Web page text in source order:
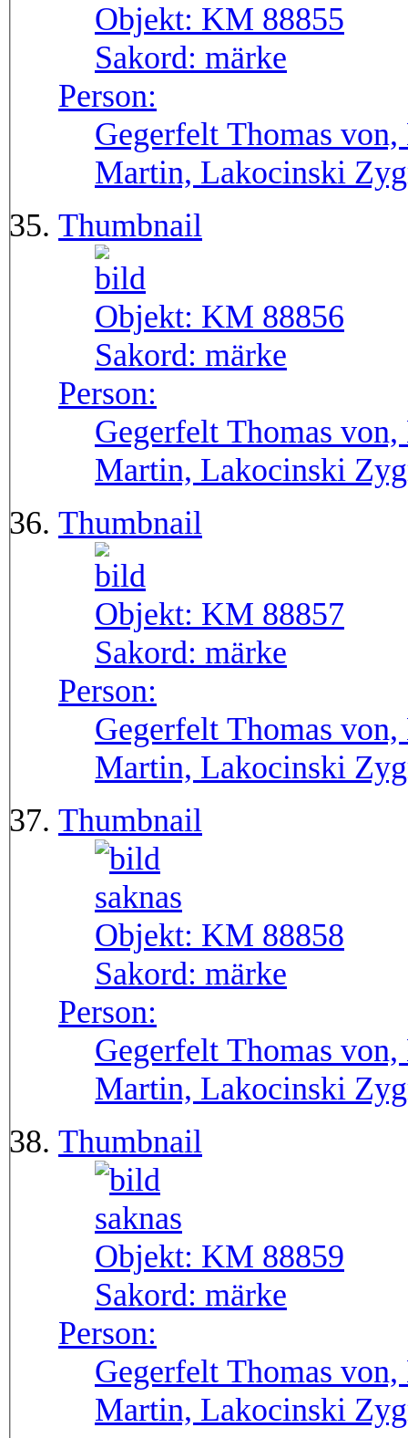
Objekt: KM 88855
Sakord: märke
Person:
Gegerfelt Thomas
Martin, Lakocinski
Thumbnail
Objekt: KM 88856
Sakord: märke
Person:
Gegerfelt Thomas
Martin, Lakocinski
Thumbnail
Objekt: KM 88857
Sakord: märke
Person:
Gegerfelt Thomas
Martin, Lakocinski
Thumbnail
Objekt: KM 88858
Sakord: märke
Person:
Gegerfelt Thomas
Martin, Lakocinski
Thumbnail
Objekt: KM 88859
Sakord: märke
Person:
Gegerfelt Thomas
Martin, Lakocinski